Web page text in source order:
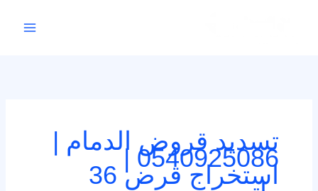
تسديد قروض الدمام |
0540925086 |
استخراج قرض 36